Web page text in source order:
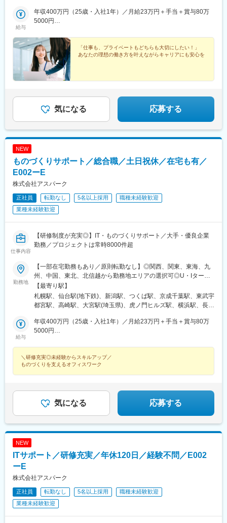
都河原町駅、三ノ宮駅、西川緑道公園駅、銀山町駅、西鉄福岡
駅、西辛島町駅、市民広場駅、三滝駅、舟入本町駅、花田口駅、
麻布十番駅、大国町駅、桃山御陵前駅、野田駅(阪神線)、肥後橋
前、五島町駅
国エリア（広島、岡山、愛媛など）■東北エリア（宮城、福島な
ど）■北信越エリア（石川、福井、富山、新潟、長野など）のプロ
モート案件あり）◎転居を伴う転勤は、基本的には本人が希望す
る場合以外ありません※受動喫煙防止対策：オフィス内全面禁煙
線)、インテック本社前駅、烏丸駅、三宮駅(神戸新交通)、山陽姫
路駅、岡山駅、八丁堀駅(広島県)、高松駅(香川県)、天神駅、花畑
尾駅、水島駅、通津駅、福山駅、岩国駅、可部駅、横川駅(広島
県)、東広島駅、山西駅、本町六丁目駅、金川駅、東野駅(京都
府)、東山・おかでんミュージアム駅、衣山駅、山麓駅(皿倉山)、
堺筋本町駅、鷹野橋駅、堺駅、比治山下駅、広域公園前駅、横川
一丁目駅、錦糸町駅、検見川浜駅、本町駅、津守駅、中野東駅、
六本木駅、伊予大洲駅、福駅、芦原橋駅、桃山駅、野田阪神駅、
東比恵駅、渡辺橋駅、淀屋橋駅、鶴崎駅、西小倉駅、二島駅、今
池駅(福岡県)、上鳥羽口駅、竹下駅、小森江駅、甘木駅(西鉄線)、
広畑駅、住ノ江駅、江波駅、八本松駅、矢場町駅、大船駅、新羽
駅、油田駅、五井駅、門出駅、洛西口駅、小舞子駅、黒川駅(愛知
羽駅、峰駅、陸前落合駅、センター南駅、北四番丁駅、稲永駅、
岡本駅(栃木県)、笠寺駅、村井駅、茅野駅、本山駅(愛知県)、さが
駅、徳山駅、周防下郷駅、道ノ尾駅、大波止駅、喜々津駅、国母
駅、松江駅、伊賀屋駅、弥生が丘駅、宮崎駅、南鹿児島駅、さっ
ぽろ駅、青葉通一番町駅、千葉駅、虎ノ門駅、神奈川駅、市役所
前駅(長野県)、新静岡駅、第一通り駅、近鉄名古屋駅、金沢駅、中
崎町駅、オークスカナルパークホテル富山前、四条駅(京都市営)、
神戸三宮駅(阪神)、姫路駅、岡山駅前駅、胡町駅、高松築港駅、天
神南駅、辛島町駅、南公園駅、湊川駅、小路駅、常盤駅(岡山県)、
之島駅、なにわ橋駅、甘木駅(甘木鉄道線)、住之江公園駅、上前津
駅、久屋大通駅、平沼橋駅、国道駅、蒔田駅、赤羽岩淵駅、セン
ター北駅、勾当台公園駅、本笠寺駅、自由ケ丘駅(愛知県)、出島
駅、北１２条駅、あおば通駅、新千葉駅、神谷町駅、新高島駅、
日吉町駅、新浜松駅、名鉄名古屋駅、梅田駅(地下鉄)、富山駅、京
駅、西辛島町駅、市民広場駅、三滝駅、舟入本町駅、花田口駅、
麻布十番駅、大国町駅、桃山御陵前駅、野田駅(阪神線)、肥後橋
給与
年収400万円（25歳・入社1年）／月給23万円＋手当＋賞与80万
5000円
5000円
「仕事も、プライベートもどちらも大切にしたい！」
あなたの理想の働き方を叶えながらキャリアにも安心を
気になる 応募する
NEW
ものづくりサポート／総合職／土日祝休／在宅も有／
E002ーE
株式会社アスパーク
正社員 転勤なし 5名以上採用
職種未経験歓迎
業種未経験歓迎
仕事内容
【研修制度が充実◎】IT・ものづくりサポート／大手・優良企業
勤務／プロジェクトは常時8000件超
勤務地
【一部在宅勤務もあり／原則転勤なし】◎関西、関東、東海、九
州、中国、東北、北信越から勤務地エリアの選択可◎U・Iターン
も歓迎！（引越し代全額負担・家賃95％補助など制度完備）■関
西エリア（大阪、京都、兵庫、奈良、和歌山、滋賀）■関東エリア
（東京、神奈川、千葉、埼玉、栃木、茨城、群馬など）■東海エリ
中国エリア（広島、岡山、愛媛など）■東北エリア（宮城、福島な
ど）■北信越エリア（石川、福井、富山、新潟、長野など）のプロ
モート案件あり）◎転居を伴う転勤は、基本的には本人が希望す
る場合以外ありません※受動喫煙防止対策：オフィス内全面禁煙
【最寄り駅】
札幌駅、仙台駅(地下鉄)、新潟駅、つくば駅、京成千葉駅、東武宇
都宮駅、高崎駅、大宮駅(埼玉県)、虎ノ門ヒルズ駅、横浜駅、長野
線)、インテック本社前駅、烏丸駅、三宮駅(神戸新交通)、山陽姫
路駅、岡山駅、八丁堀駅(広島県)、高松駅(香川県)、天神駅、花畑
県)、東広島駅、山西駅、本町六丁目駅、金川駅、東野駅(京都
府)、東山・おかでんミュージアム駅、衣山駅、山麓駅(皿倉山)、
中津駅(大阪府・阪急線)、今出川駅、五条駅(京都市営)、桜島駅、
六本木駅、伊予大洲駅、福駅、芦原橋駅、桃山駅、野田阪神駅、
東比恵駅、渡辺橋駅、淀屋橋駅、鶴崎駅、西小倉駅、二島駅、今
池駅(福岡県)、上鳥羽口駅、竹下駅、小森江駅、甘木駅(西鉄線)、
広畑駅、住ノ江駅、江波駅、八本松駅、矢場町駅、大船駅、新羽
県)、丸の内駅(愛知県)、戸部駅、鶴見小野駅、三ツ沢下町駅、山
手駅、井土ケ谷駅、上永谷駅、和田町駅、鶴ケ峰駅、戸塚駅、赤
岡本駅(栃木県)、笠寺駅、村井駅、茅野駅、本山駅(愛知県)、さが
み野駅、小俣駅(栃木県)、新前橋駅、群馬藤岡駅、本庄駅、垂井
駅、徳山駅、周防下郷駅、道ノ尾駅、大波止駅、喜々津駅、国母
駅、松江駅、伊賀屋駅、弥生が丘駅、宮崎駅、南鹿児島駅、さっ
ぽろ駅、青葉通一番町駅、千葉駅、虎ノ門駅、神奈川駅、市役所
給与
年収400万円（25歳・入社1年）／月給23万円＋手当＋賞与80万
5000円
5000円
＼研修充実◎未経験からスキルアップ／
ものづくりを支えるオフィスワーク
気になる 応募する
NEW
ITサポート／研修充実／年休120日／経験不問／E002
ーE
株式会社アスパーク
正社員 転勤なし 5名以上採用
職種未経験歓迎
業種未経験歓迎